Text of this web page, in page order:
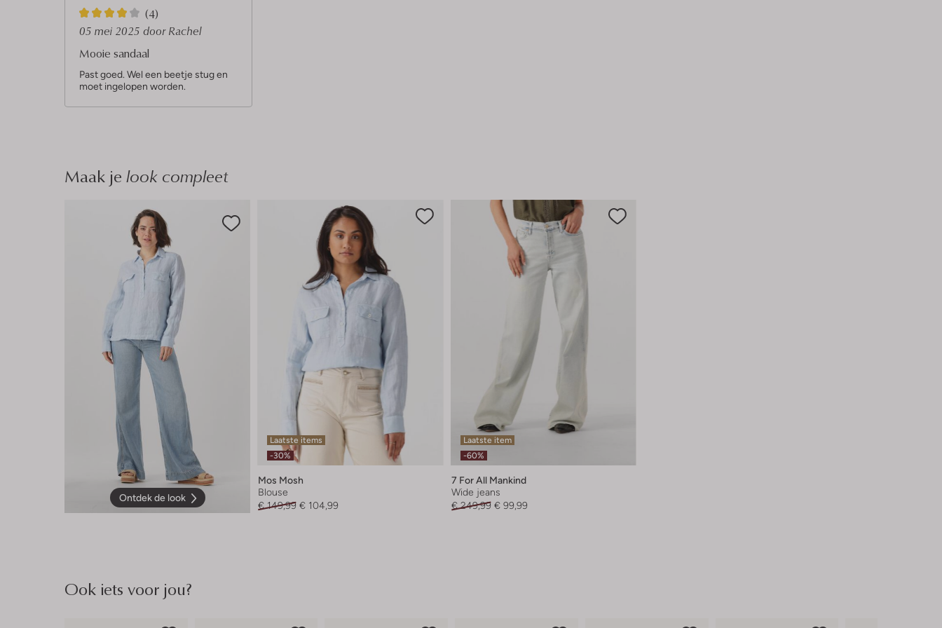
4
S
t
e
r
r
(4)
05 mei 2025 door Rachel
Mooie sandaal
Past goed. Wel een beetje stug en
moet ingelopen worden.
Maak je look compleet
Ontdek de look
Laatste items
-30%
Mos Mosh
Blouse
€ 149,99 € 104,99
Laatste item
-60%
7 For All Mankind
Wide jeans
€ 249,99 € 99,99
Ook iets voor jou?